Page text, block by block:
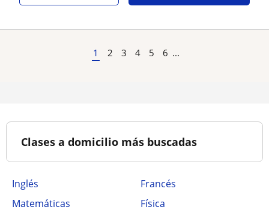
1 2 3 4 5 6 ...
Clases a domicilio más buscadas
Inglés
Francés
Matemáticas
Física